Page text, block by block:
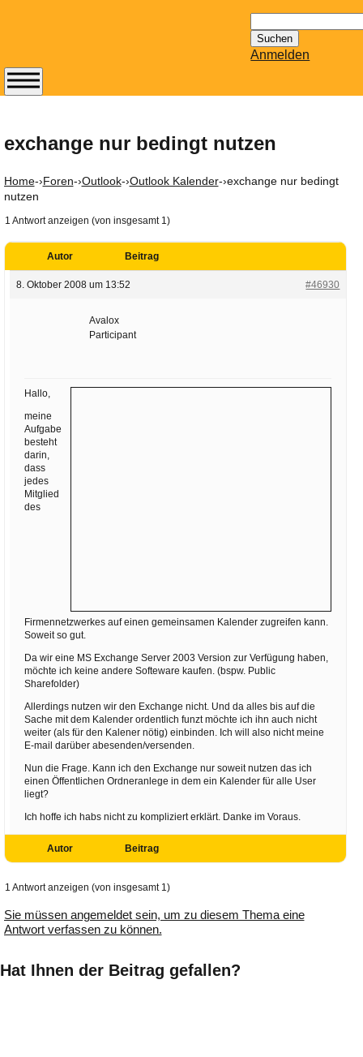
nach:
Anmelden
exchange nur bedingt nutzen
Home-›Foren-›Outlook-›Outlook Kalender-›exchange nur bedingt
nutzen
1 Antwort anzeigen (von insgesamt 1)
Autor Beitrag
8. Oktober 2008 um 13:52 #46930
Avalox
Participant
Hallo,
meine
Aufgabe
besteht
darin,
dass
jedes
Mitglied
des
Firmennetzwerkes auf einen gemeinsamen Kalender zugreifen kann.
Soweit so gut.
Da wir eine MS Exchange Server 2003 Version zur Verfügung haben,
möchte ich keine andere Softeware kaufen. (bspw. Public
Sharefolder)
Allerdings nutzen wir den Exchange nicht. Und da alles bis auf die
Sache mit dem Kalender ordentlich funzt möchte ich ihn auch nicht
weiter (als für den Kalener nötig) einbinden. Ich will also nicht meine
E-mail darüber abesenden/versenden.
Nun die Frage. Kann ich den Exchange nur soweit nutzen das ich
einen Öffentlichen Ordneranlege in dem ein Kalender für alle User
liegt?
Ich hoffe ich habs nicht zu kompliziert erklärt. Danke im Voraus.
Autor Beitrag
1 Antwort anzeigen (von insgesamt 1)
Sie müssen angemeldet sein, um zu diesem Thema eine
Antwort verfassen zu können.
Hat Ihnen der Beitrag gefallen?
Abonnieren Sie den
erscheinenden
Newsletter von
Mailhilfe.de
kostenlos.
Der ständig aktuelle
Email für Sie
bereithält!
Wie z.B. Outlook,
oder auch
KuNoMail, usw.
Adresse:
E-Mail
E-Mail bestätigen